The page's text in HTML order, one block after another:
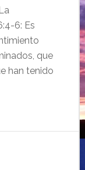
6: Es
que
han tenido